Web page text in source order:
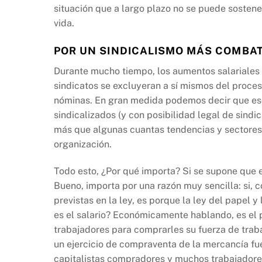
situación que a largo plazo no se puede
vida.
POR UN SINDICALISMO MÁS
Durante mucho tiempo, los aumentos
sindicatos se excluyeran a sí mismos del
nóminas. En gran medida podemos decir que
sindicalizados (y con posibilidad legal de
más que algunas cuantas tendencias y
organización.
Todo esto, ¿Por qué importa? Si se supone
Bueno, importa por una razón muy sencilla: si,
previstas en la ley, es porque la ley del papel
es el salario? Económicamente hablando, es
trabajadores para comprarles su fuerza de
un ejercicio de compraventa de la mercancía
capitalistas compradores y muchos